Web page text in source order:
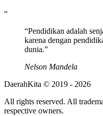
“
“Pendidikan adalah
karena dengan
dunia.”
Nelson Mandela
DaerahKita © 2019 - 2026
All rights reserved. All
respective owners.